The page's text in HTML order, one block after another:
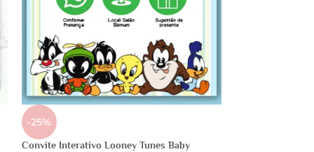
-25%
Convite Interativo Looney Tunes Baby